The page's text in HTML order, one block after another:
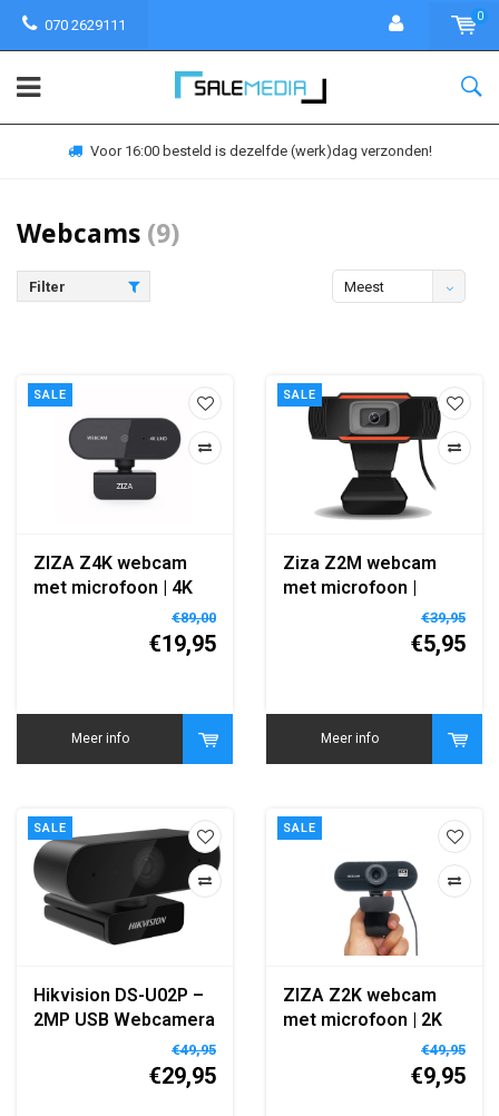
070 2629111
0
Voor 16:00 besteld is dezelfde (werk)dag verzonden!
Webcams (9)
Filter
Meest
SALE
ZIZA Z4K webcam
met microfoon | 4K
Ultra HD | 3840 x 2160
| Autofocus | 8.29 MP
€89,00
€19,95
Meer info
SALE
Ziza Z2M webcam
met microfoon |
1080P FHD | 1920 x€39,95
€5,95
Meer info
SALE
Hikvision DS-U02P –
2MP USB Webcamera
met 3,6 mm Lens€49,95
€29,95
SALE
ZIZA Z2K webcam
met microfoon | 2K
Quad HD | 2560×1440
€49,95
€9,95